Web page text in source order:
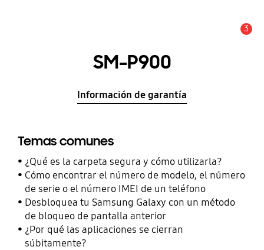
3
SM-P900
Información de garantía
Temas comunes
¿Qué es la carpeta segura y cómo utilizarla?
Cómo encontrar el número de modelo, el número
de serie o el número IMEI de un teléfono
Desbloquea tu Samsung Galaxy con un método
de bloqueo de pantalla anterior
¿Por qué las aplicaciones se cierran
súbitamente?